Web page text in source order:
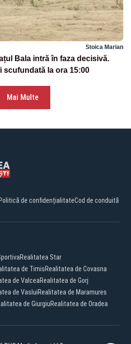
Stoica Marian
Bala intră în faza decisivă.
scufundată la ora 15:00
Mai Multe
Politică de confidențialitateCod de conduită
Realitatea Star
de TimisRealitatea de Covasna
de ValceaRealitatea de Gorj
de VasluiRealitatea de Maramures
de GiurgiuRealitatea de Oradea